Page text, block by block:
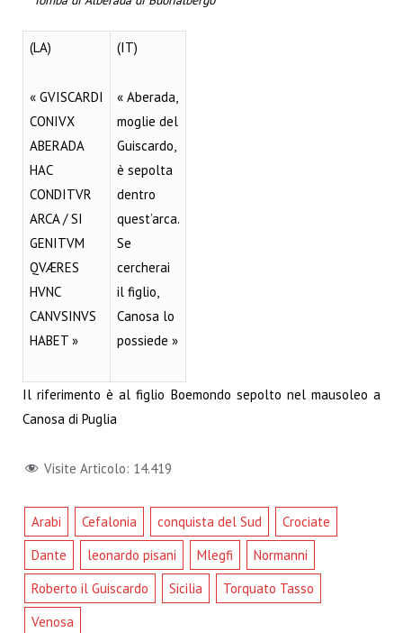
(LA)
« GVISCARDI
CONIVX
ABERADA
HAC
CONDITVR
ARCA / SI
GENITVM
QVÆRES
HVNC
CANVSINVS
HABET »
(IT)
« Aberada,
moglie del
Guiscardo,
è sepolta
dentro
quest’arca.
Se
cercherai
il figlio,
Canosa lo
possiede »
Il riferimento è al figlio Boemondo sepolto nel mausoleo a
Canosa di Puglia
Visite Articolo: 14.419
Arabi Cefalonia conquista del Sud
Crociate
Dante
leonardo pisani Mlegfi
Normanni
Roberto il Guiscardo
Sicilia
Torquato Tasso
Venosa